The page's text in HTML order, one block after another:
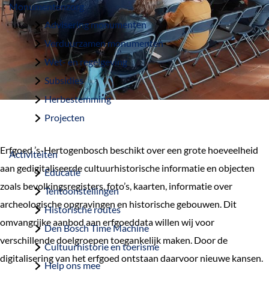
Monumentenzorg
Advisering monumenten
Verduurzamen monumenten
Wet- en regelgeving
Subsidies
Herbestemming
Projecten
Activiteiten
Educatie
Tentoonstellingen
Historische routes
Den Bosch Time Machine
Cultuurhistorie en toerisme
Help ons mee
Erfgoed ’s-Hertogenbosch beschikt over een grote hoeveelheid
aan gedigitaliseerde cultuurhistorische informatie en objecten
zoals bevolkingsregisters, foto’s, kaarten, informatie over
archeologische opgravingen en historische gebouwen. Dit
omvangrijke aanbod aan erfgoeddata willen wij voor
verschillende doelgroepen toegankelijk maken. Door de
digitalisering van het erfgoed ontstaan daarvoor nieuwe kansen.